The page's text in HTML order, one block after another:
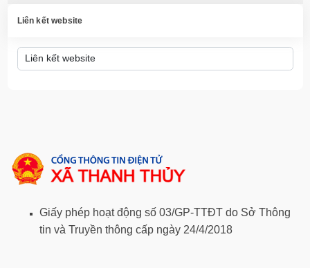
Liên kết website
Giấy phép hoạt động số 03/GP-TTĐT do Sở Thông
tin và Truyền thông cấp ngày 24/4/2018